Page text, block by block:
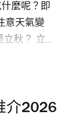
麼呢？即
意天氣變
秋？ 立秋
8月7日或
氣依然炎
介2026